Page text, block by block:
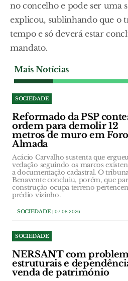
no concelho e pode ser uma
explicou, sublinhando que o
tempo e só deverá estar
mandato.
Mais Notícias
SOCIEDADE
Reformado da PSP
ordem para demolir 12
metros de muro em
Almada
Acácio Carvalho sustenta que
vedação seguindo os marcos
a documentação cadastral. O
Benavente concluiu, porém, que
construção ocupa terreno
prédio vizinho.
SOCIEDADE| 07-08-2026
SOCIEDADE
NERSANT com
estruturais e
venda de património